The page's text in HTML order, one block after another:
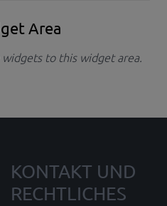
Area
widgets to this widget area.
KONTAKT UND
RECHTLICHES